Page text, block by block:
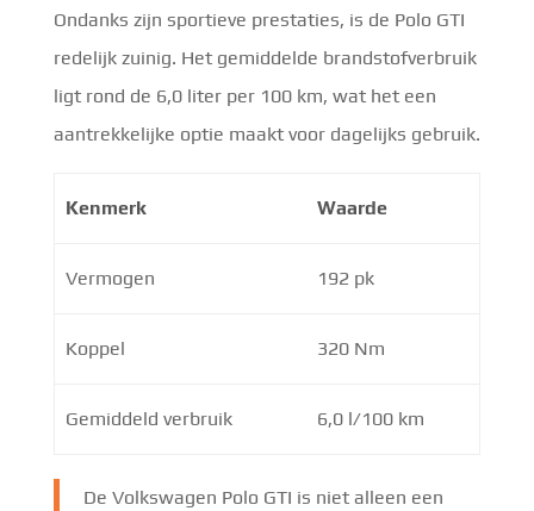
Ondanks zijn sportieve prestaties, is de Polo GTI
redelijk zuinig. Het gemiddelde brandstofverbruik
ligt rond de 6,0 liter per 100 km, wat het een
aantrekkelijke optie maakt voor dagelijks gebruik.
Kenmerk Waarde
Vermogen 192 pk
Koppel 320 Nm
Gemiddeld verbruik 6,0 l/100 km
De Volkswagen Polo GTI is niet alleen een